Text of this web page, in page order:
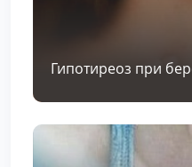
Гипотиреоз при